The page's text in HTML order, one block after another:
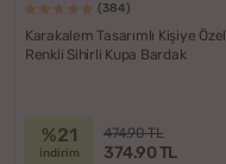
(384)
Karakalem Tasarımlı Kişiye Özel
Renkli Sihirli Kupa Bardak
%21
indirim
474.90 TL
374.90 TL